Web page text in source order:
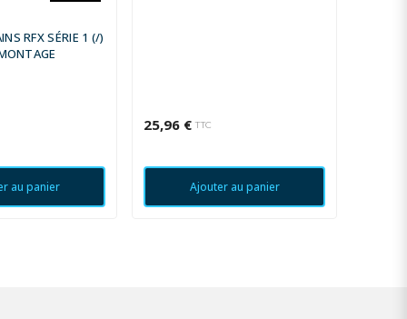
RFX SÉRIE 1 (/)
au panier
25,96 € TTC
Ajouter au panier